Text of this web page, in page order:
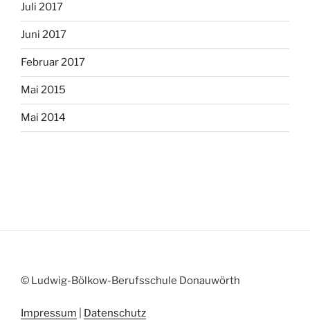
Juli 2017
Juni 2017
Februar 2017
Mai 2015
Mai 2014
© Ludwig-Bölkow-Berufsschule Donauwörth
Impressum Datenschutz